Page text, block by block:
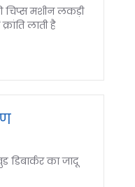
चिप्स मशीन लकड़ी
लाती है
का जादू